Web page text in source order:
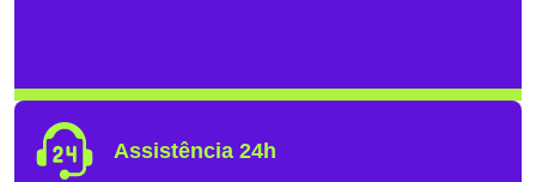
Assistência 24h